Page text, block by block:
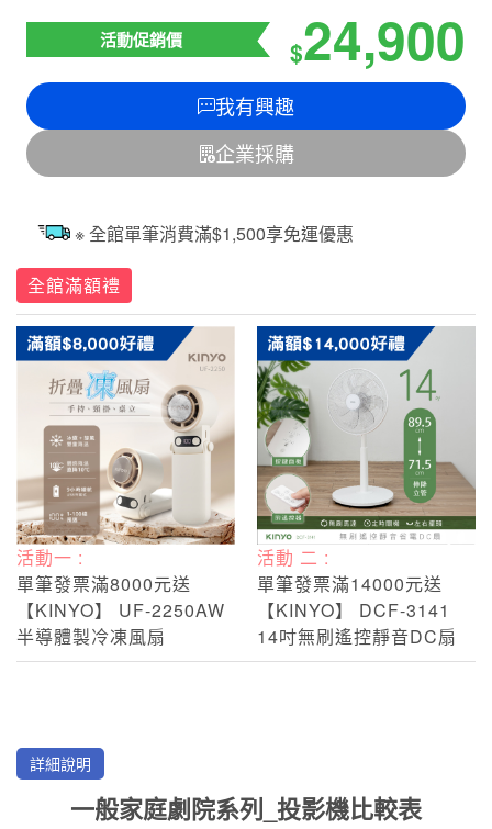
活動促銷價 $24,900
我有興趣
企業採購
※ 全館單筆消費滿$1,500享免運優惠
全館滿額禮
活動一 :
單筆發票滿8000元送
【KINYO】 UF-2250AW
半導體製冷凍風扇
活動 二 :
單筆發票滿14000元送
【KINYO】 DCF-3141
14吋無刷遙控靜音DC扇
詳細說明
一般家庭劇院系列_投影機比較表